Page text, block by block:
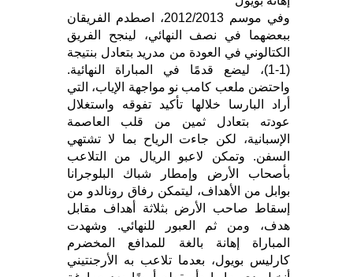
وفي موسم 2012/2013، اصطدم الفريقان
ببعضهما في نصف النهائي، لينجح الفريق
الكتالوني في العودة من مدريد بتعادل بنتيجة
(1-1)، ليضع قدمًا في المباراة النهائية.
واحتضن ملعب كامب نو مواجهة الإياب، التي
أراد البارسا خلالها تأكيد تفوقه واستغلال
عودته بتعادل ثمين من قلب العاصمة
الإسبانية، لكن جاءت الرياح بما لا تشتهي
السفن. وتمكن لاعبو الريال من التلاعب
بأصحاب الأرض وإمطار شباك البلوجرانا
بوابل من الأهداف، ليتمكن رفاق رونالدو من
إسقاط صاحب الأرض بثلاثة أهداف مقابل
هدف، ومن ثم العبور للنهائي. وشهدت
المباراة إهانة بالغة للمدافع المخضرم
كارليس بويول، بعدما تلاعب به الأرجنتيني